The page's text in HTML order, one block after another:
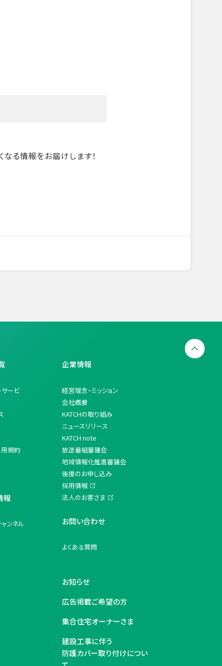
る情報をお届けします！
サービ
規約
報
ンネル
企業情報
経営理念・ミッション
会社概要
KATCHの取り組み
ニュースリリース
KATCH note
放送番組審議会
地域情報化推進審議会
後援のお申し込み
採用情報
法人のお客さま
お問い合わせ
よくある質問
お知らせ
広告掲載ご希望の方
集合住宅オーナーさま
建設工事に伴う
防護カバー取り付けについ